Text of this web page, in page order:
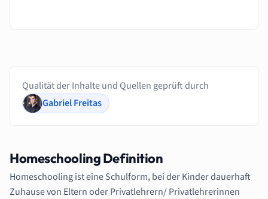
Qualität der Inhalte und Quellen geprüft durch
Gabriel Freitas
Homeschooling Definition
Homeschooling ist eine Schulform, bei der Kinder dauerhaft
Zuhause von Eltern oder Privatlehrern/ Privatlehrerinnen